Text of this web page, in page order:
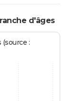
d'âges
: